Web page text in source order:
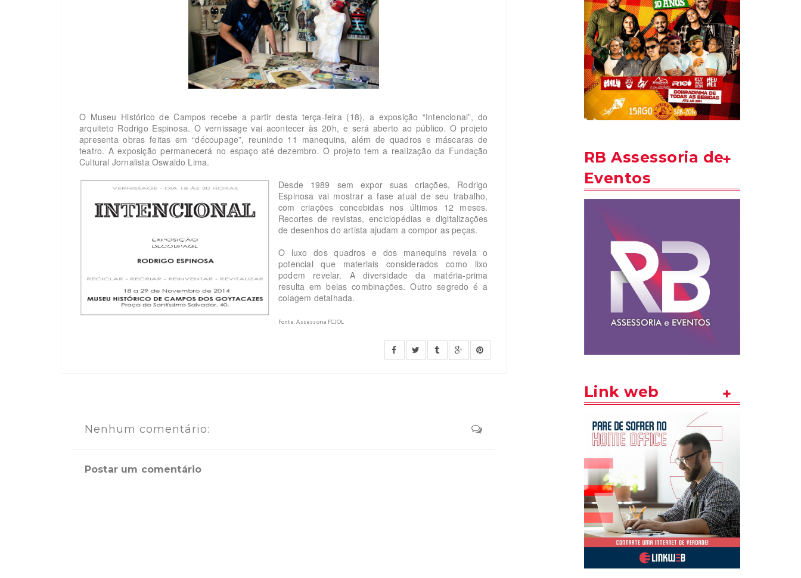
O Museu Histórico de Campos recebe a partir desta terça-feira (18), a exposição “Intencional”, do
arquiteto Rodrigo Espinosa. O vernissage vai acontecer às 20h, e será aberto ao público. O projeto
apresenta obras feitas em “découpage”, reunindo 11 manequins, além de quadros e máscaras de
teatro. A exposição permanecerá no espaço até dezembro. O projeto tem a realização da Fundação
Cultural Jornalista Oswaldo Lima.
Desde 1989 sem expor suas criações, Rodrigo
Espinosa vai mostrar a fase atual de seu trabalho,
com criações concebidas nos últimos 12 meses.
Recortes de revistas, enciclopédias e digitalizações
de desenhos do artista ajudam a compor as peças.
O luxo dos quadros e dos manequins revela o
potencial que materiais considerados como lixo
podem revelar. A diversidade da matéria-prima
resulta em belas combinações. Outro segredo é a
colagem detalhada.
Fonte: Assessoria FCJOL
Nenhum comentário:
Postar um comentário
RB Assessoria de
Eventos
Link web